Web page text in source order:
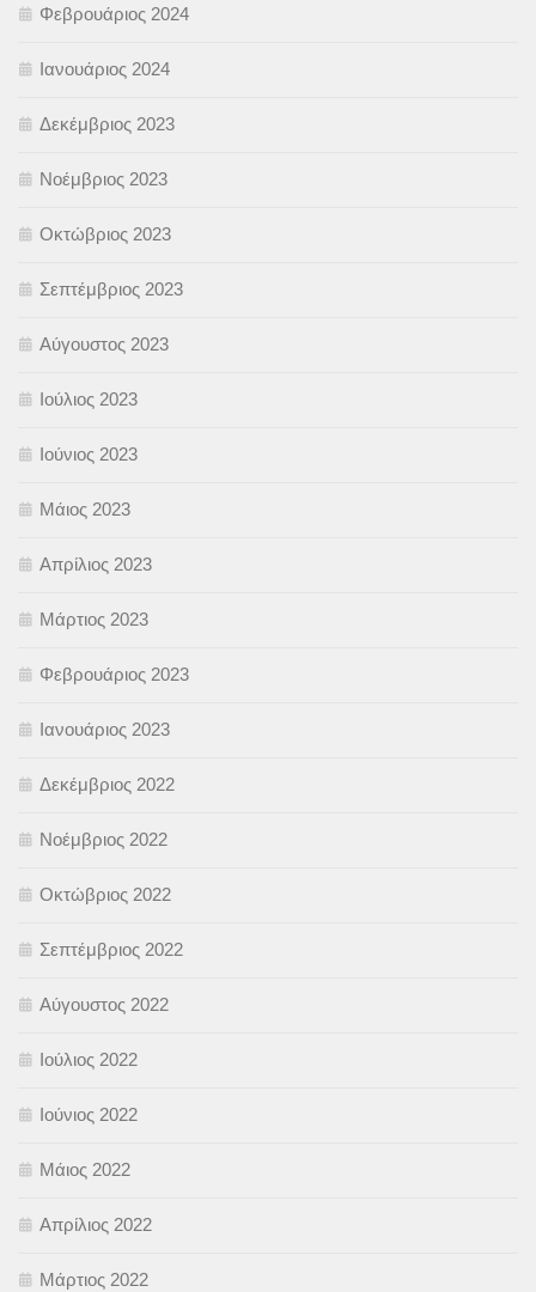
Φεβρουάριος 2024
Ιανουάριος 2024
Δεκέμβριος 2023
Νοέμβριος 2023
Οκτώβριος 2023
Σεπτέμβριος 2023
Αύγουστος 2023
Ιούλιος 2023
Ιούνιος 2023
Μάιος 2023
Απρίλιος 2023
Μάρτιος 2023
Φεβρουάριος 2023
Ιανουάριος 2023
Δεκέμβριος 2022
Νοέμβριος 2022
Οκτώβριος 2022
Σεπτέμβριος 2022
Αύγουστος 2022
Ιούλιος 2022
Ιούνιος 2022
Μάιος 2022
Απρίλιος 2022
Μάρτιος 2022